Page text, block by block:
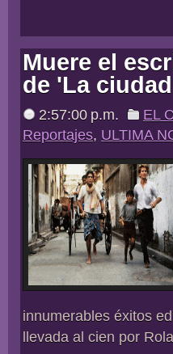
Muere el
de 'La
2:57:00 p.m. EL
Reportajes, ULTIMA
innumerables éxitos
llevada al cien por